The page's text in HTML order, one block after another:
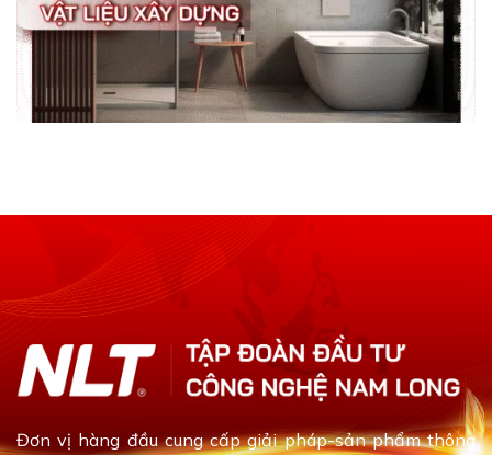
Đơn vị hàng đầu cung cấp giải pháp-sản phẩm thông